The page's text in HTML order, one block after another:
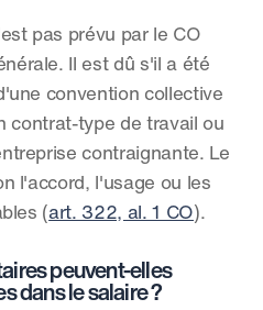
pas prévu par le CO
Il est dû s'il a été
convention collective
contrat-type de travail ou
contraignante. Le
l'accord, l'usage ou les
(art. 322, al. 1 CO).
peuvent-elles
dans le salaire ?